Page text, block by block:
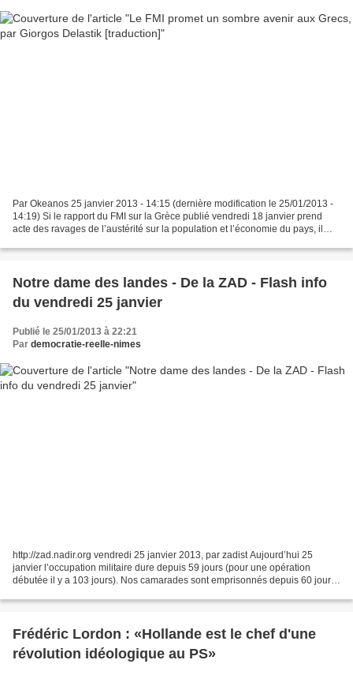
Par Okeanos 25 janvier 2013 - 14:15 (dernière modification le 25/01/2013 -
14:19) Si le rapport du FMI sur la Grèce publié vendredi 18 janvier prend
acte des ravages de l’austérité sur la population et l’économie du pays, il
Notre dame des landes - De la ZAD - Flash info
du vendredi 25 janvier
Publié le 25/01/2013 à 22:21
Par democratie-reelle-nimes
http://zad.nadir.org vendredi 25 janvier 2013, par zadist Aujourd’hui 25
janvier l’occupation militaire dure depuis 59 jours (pour une opération
débutée il y a 103 jours). Nos camarades sont emprisonnés depuis 60 jours
Frédéric Lordon : «Hollande est le chef d'une
révolution idéologique au PS»